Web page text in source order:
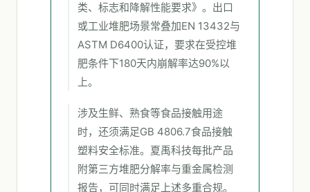
类、标志和降解性能要求》。出口
或工业堆肥场景常叠加EN 13432与
ASTM D6400认证，要求在受控堆
肥条件下180天内崩解率达90%以
上。
涉及生鲜、熟食等食品接触用途
时，还须满足GB 4806.7食品接触
塑料安全标准。夏禹科技每批产品
附第三方堆肥分解率与重金属检测
报告，可同时满足上述多重合规。